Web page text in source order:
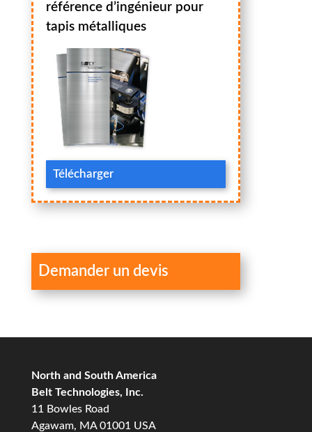
référence d’ingénieur pour
tapis métalliques
Télécharger
Demander un devis
North and South America
Belt Technologies, Inc.
11 Bowles Road
Agawam, MA 01001 USA